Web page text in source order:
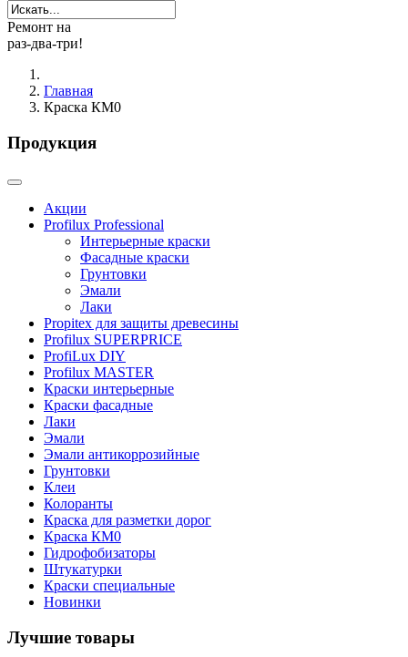
Ремонт на
раз-два-три!
Главная
Краска КМ0
Продукция
Акции
Profilux Professional
Интерьерные краски
Фасадные краски
Грунтовки
Эмали
Лаки
Propitex для защиты древесины
Profilux SUPERPRICE
ProfiLux DIY
Profilux MASTER
Краски интерьерные
Краски фасадные
Лаки
Эмали
Эмали антикоррозийные
Грунтовки
Клеи
Колоранты
Краска для разметки дорог
Краска КМ0
Гидрофобизаторы
Штукатурки
Краски специальные
Новинки
Лучшие товары